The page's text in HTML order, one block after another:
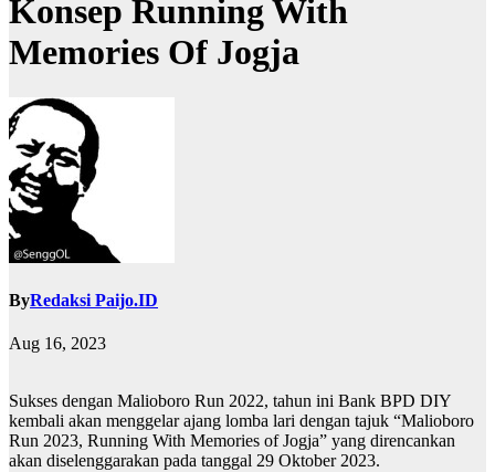
Konsep Running With
Memories Of Jogja
ByRedaksi Paijo.ID
Aug 16, 2023
Sukses dengan Malioboro Run 2022, tahun ini Bank BPD DIY
kembali akan menggelar ajang lomba lari dengan tajuk “Malioboro
Run 2023, Running With Memories of Jogja” yang direncankan
akan diselenggarakan pada tanggal 29 Oktober 2023.